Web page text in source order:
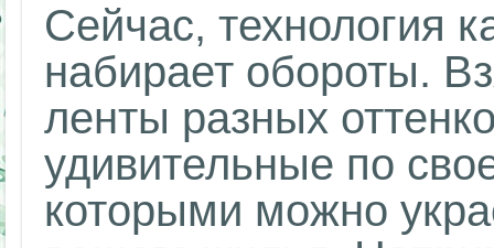
Сейчас, технология
набирает обороты.
ленты разных
удивительные по
которыми можно